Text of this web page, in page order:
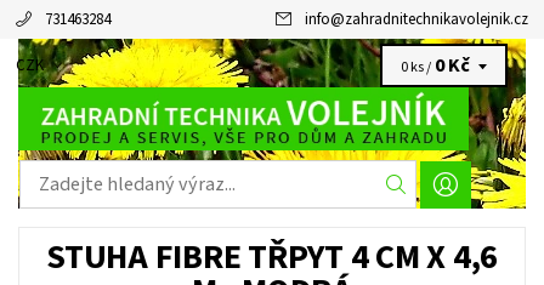
731463284 info@zahradnitechnikavolejnik.cz
CZK 0 ks / 0 Kč
STUHA FIBRE TŘPYT 4 CM X 4,6